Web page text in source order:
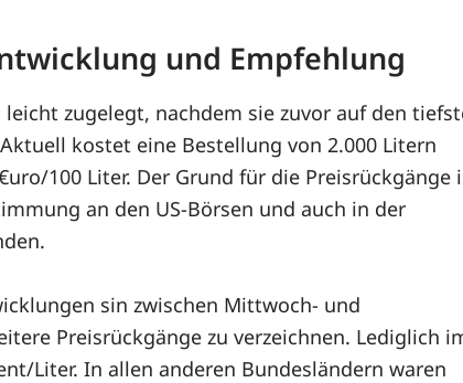
und Empfehlung
zugelegt, nachdem sie zuvor auf den
kostet eine Bestellung von 2.000 Litern
100 Liter. Der Grund für die Preisrückgänge
an den US-Börsen und auch in der
sin zwischen Mittwoch- und
Preisrückgänge zu verzeichnen. Lediglich
Liter. In allen anderen Bundesländern waren